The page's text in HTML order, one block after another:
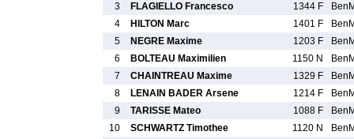
3
FLAGIELLO Francesco 1344 F
4
HILTON Marc 1401 F
5
NEGRE Maxime 1203 F
6
BOLTEAU Maximilien 1150 N
7
CHAINTREAU Maxime 1329 F
8
LENAIN BADER Arsene 1214 F
9
TARISSE Mateo 1088 F
10
SCHWARTZ Timothee 1120 N